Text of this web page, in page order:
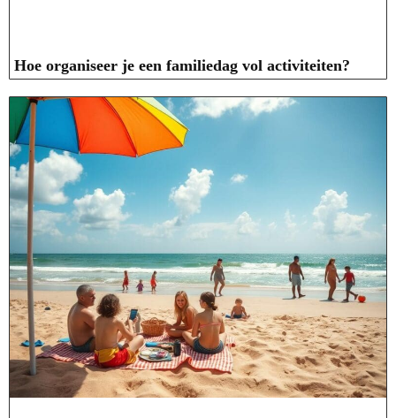
Hoe organiseer je een familiedag vol activiteiten?